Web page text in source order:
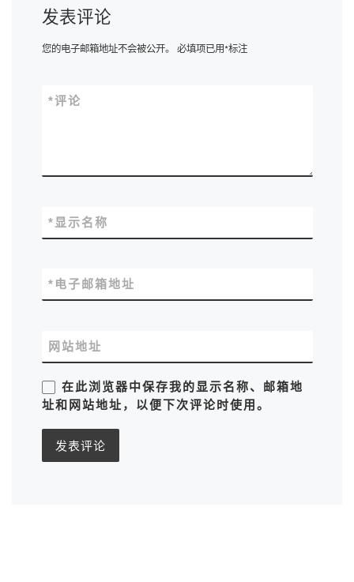
发表评论
您的电子邮箱地址不会被公开。 必填项已用*标注
评论
*
显示名称
*
电子邮箱地址
*
网站地址
在此浏览器中保存我的显示名称、邮箱地
址和网站地址，以便下次评论时使用。